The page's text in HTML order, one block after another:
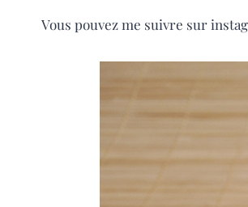
Vous pouvez me suivre sur